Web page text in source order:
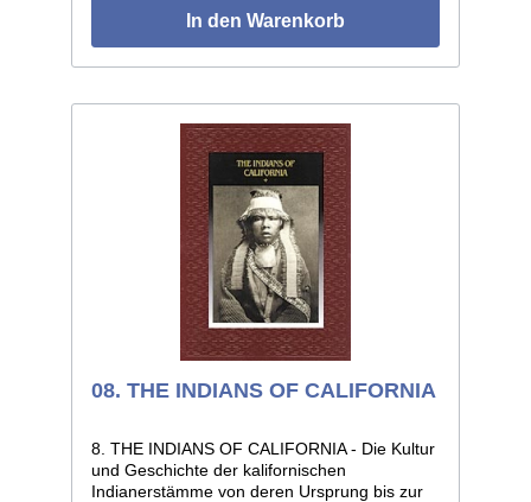
In den Warenkorb
08. THE INDIANS OF CALIFORNIA
8. THE INDIANS OF CALIFORNIA - Die Kultur
und Geschichte der kalifornischen
Indianerstämme von deren Ursprung bis zur